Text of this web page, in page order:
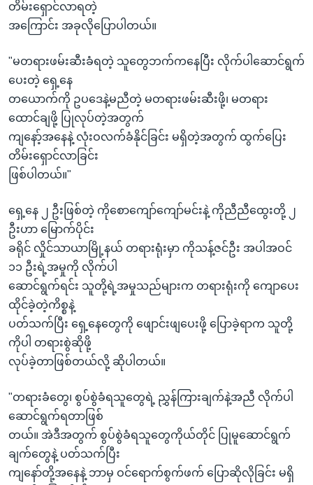
တိမ်းရှောင်လာရတဲ့
အကြောင်း အခုလိုပြောပါတယ်။
"မတရားဖမ်းဆီးခံရတဲ့ သူတွေဘက်ကနေပြီး လိုက်ပါဆောင်ရွက်
ပေးတဲ့ ရှေ့နေ
တယောက်ကို ဥပဒေနဲ့မညီတဲ့ မတရားဖမ်းဆီးဖို့၊ မတရား
ထောင်ချဖို့ ပြုလုပ်တဲ့အတွက်
ကျနော့်အနေနဲ့ လုံးဝလက်ခံနိုင်ခြင်း မရှိတဲ့အတွက် ထွက်ပြေး
တိမ်းရှောင်လာခြင်း
ဖြစ်ပါတယ်။"
ရှေ့နေ ၂ ဦးဖြစ်တဲ့ ကိုစောကျော်ကျော်မင်းနဲ့ ကိုညီညီထွေးတို့ ၂
ဦးဟာ မြောက်ပိုင်း
ခရိုင် လှိုင်သာယာမြို့နယ် တရားရုံးမှာ ကိုသန့်ဇင်ဦး အပါအဝင်
၁၁ ဦးရဲ့အမှုကို လိုက်ပါ
ဆောင်ရွက်ရင်း သူတို့ရဲ့အမှုသည်များက တရားရုံးကို ကျောပေး
ထိုင်ခဲ့တဲ့ကိစ္စနဲ့
ပတ်သက်ပြီး ရှေ့နေတွေကို ဖျောင်းဖျပေးဖို့ ပြောခဲ့ရာက သူတို့
ကိုပါ တရားစွဲဆိုဖို့
လုပ်ခဲ့တာဖြစ်တယ်လို့ ဆိုပါတယ်။
"တရားခံတွေ၊ စွပ်စွဲခံရသူတွေရဲ့ ညွှန်ကြားချက်နဲ့အညီ လိုက်ပါ
ဆောင်ရွက်ရတာဖြစ်
တယ်။ အဲဒီအတွက် စွပ်စွဲခံရသူတွေကိုယ်တိုင် ပြုမူဆောင်ရွက်
ချက်တွေနဲ့ ပတ်သက်ပြီး
ကျနော်တို့အနေနဲ့ ဘာမှ ဝင်ရောက်စွက်ဖက် ပြောဆိုလိုခြင်း မရှိ